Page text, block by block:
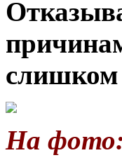
слишком
На